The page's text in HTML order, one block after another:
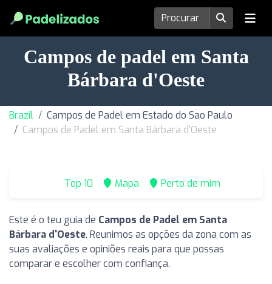
Campos de padel em Santa
Bárbara d'Oeste
Brazil
Campos de Padel em Estado do Sao Paulo
Campos de Padel em Santa Bárbara d'Oeste
Top 10 Mapa Perto de mim
Este é o teu guia de Campos de Padel em Santa
Bárbara d'Oeste. Reunimos as opções da zona com as
suas avaliações e opiniões reais para que possas
comparar e escolher com confiança.